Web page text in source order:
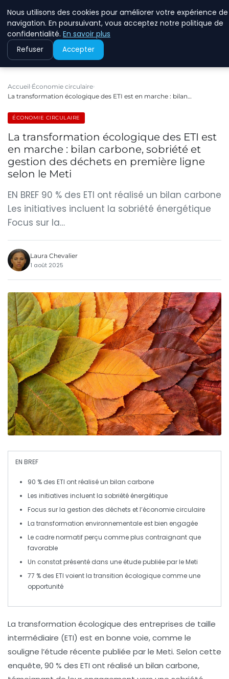
Accueil Économie circulaire
La transformation écologique des ETI est en marche : bilan…
ÉCONOMIE CIRCULAIRE
La transformation écologique des ETI est
en marche : bilan carbone, sobriété et
gestion des déchets en première ligne
selon le Meti
EN BREF 90 % des ETI ont réalisé un bilan carbone
Les initiatives incluent la sobriété énergétique
Focus sur la…
Laura Chevalier
1 août 2025
EN BREF
90 % des ETI ont réalisé un bilan carbone
Les initiatives incluent la sobriété énergétique
Focus sur la gestion des déchets et l’économie circulaire
La transformation environnementale est bien engagée
Le cadre normatif perçu comme plus contraignant que
favorable
Un constat présenté dans une étude publiée par leMeti
77 % des ETI voient la transition écologique comme une
opportunité
La transformation écologique des entreprises de taille
intermédiaire (ETI) est en bonne voie, comme le
souligne l’étude récente publiée par le Meti. Selon cette
enquête,90 % des ETI ont réalisé un bilan carbone,
Nous utilisons des cookies pour améliorer votre expérience de
navigation. En poursuivant, vous acceptez notre politique de
confidentialité. En savoir plus
Refuser Accepter